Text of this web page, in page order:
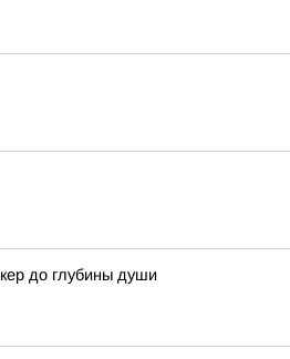
до глубины души